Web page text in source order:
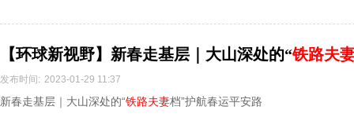
【环球新视野】新春走基层｜大山深处的“铁路夫
发布时间: 2023-01-29 11:37
新春走基层｜大山深处的“铁路夫妻档”护航春运平安路